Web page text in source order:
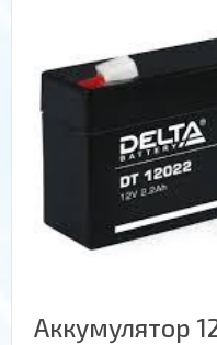
Аккумулятор